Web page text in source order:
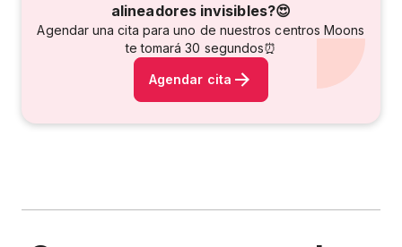
alineadores invisibles?😍
Agendar una cita para uno de nuestros centros Moons
te tomará 30 segundos⏰
Agendar cita